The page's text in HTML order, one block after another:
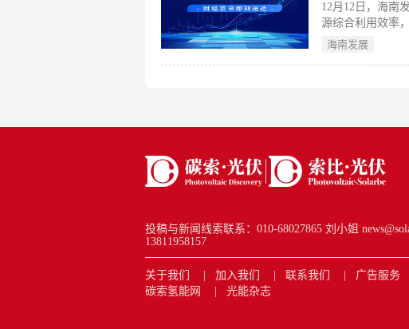
12月12日，海南
源综合利用效率
市三鑫科技发展
海南发展
投稿与新闻线索联系：010-68027865 刘小姐
13811958157
关于我们 加入我们 联系我们 广告服务
碳索氢能网
光能杂志